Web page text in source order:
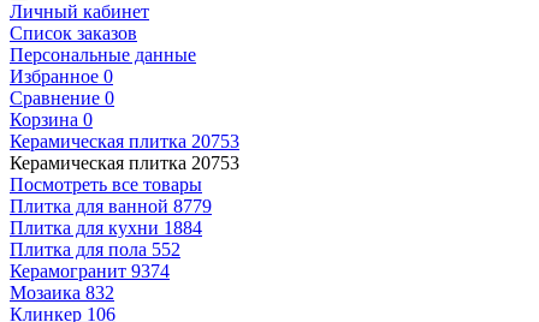
Личный кабинет
Список заказов
Персональные данные
Избранное 0
Сравнение 0
Корзина 0
Керамическая плитка 20753
Керамическая плитка 20753
Посмотреть все товары
Плитка для ванной 8779
Плитка для кухни 1884
Плитка для пола 552
Керамогранит 9374
Мозаика 832
Клинкер 106